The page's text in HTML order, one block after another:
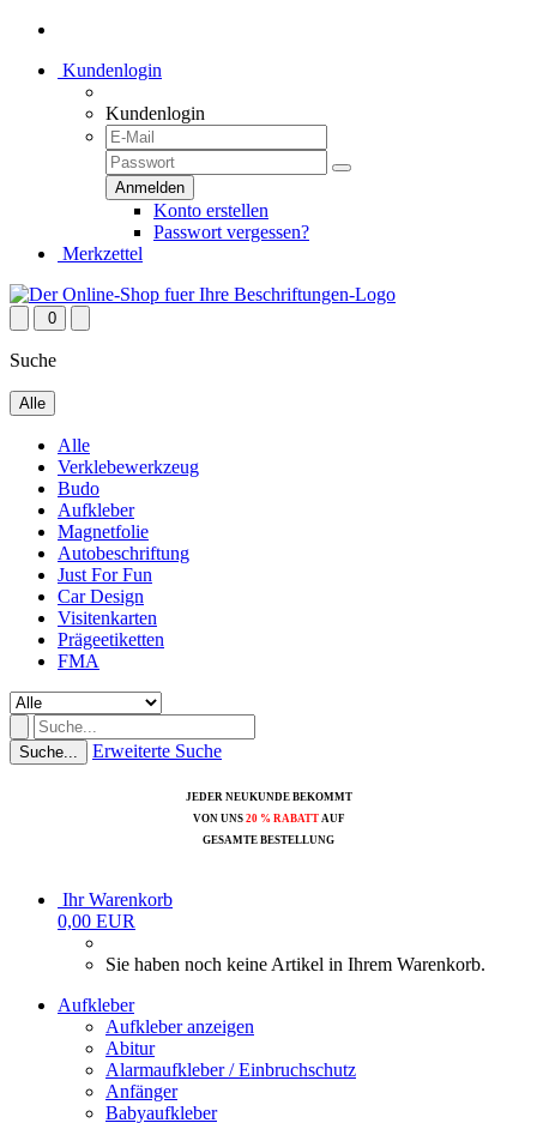
Kundenlogin
Kundenlogin
Konto erstellen
Passwort vergessen?
Merkzettel
0
Suche
Alle
Alle
Verklebewerkzeug
Budo
Aufkleber
Magnetfolie
Autobeschriftung
Just For Fun
Car Design
Visitenkarten
Prägeetiketten
FMA
Suche... Erweiterte Suche
JEDER NEUKUNDE BEKOMMT
VON UNS 20 % RABATTAUF
GESAMTE BESTELLUNG
Ihr Warenkorb
0,00 EUR
Sie haben noch keine Artikel in Ihrem Warenkorb.
Aufkleber
Aufkleber anzeigen
Abitur
Alarmaufkleber / Einbruchschutz
Anfänger
Babyaufkleber